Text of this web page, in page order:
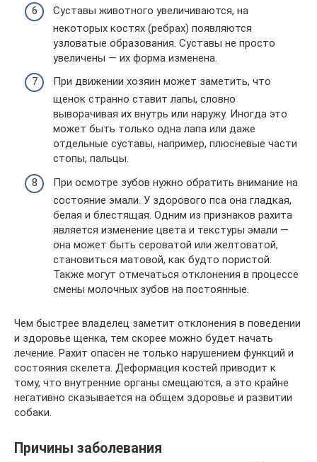
Суставы животного увеличиваются, на
некоторых костях (ребрах) появляются
узловатые образования. Суставы не просто
увеличены — их форма изменена.
При движении хозяин может заметить, что
щенок странно ставит лапы, словно
выворачивая их внутрь или наружу. Иногда это
может быть только одна лапа или даже
отдельные суставы, например, плюсневые части
стопы, пальцы.
При осмотре зубов нужно обратить внимание на
состояние эмали. У здорового пса она гладкая,
белая и блестящая. Одним из признаков рахита
является изменение цвета и текстуры эмали —
она может быть сероватой или желтоватой,
становиться матовой, как будто пористой.
Также могут отмечаться отклонения в процессе
смены молочных зубов на постоянные.
Чем быстрее владелец заметит отклонения в поведении
и здоровье щенка, тем скорее можно будет начать
лечение. Рахит опасен не только нарушением функций и
состояния скелета. Деформация костей приводит к
тому, что внутренние органы смещаются, а это крайне
негативно сказывается на общем здоровье и развитии
собаки.
Причины заболевания